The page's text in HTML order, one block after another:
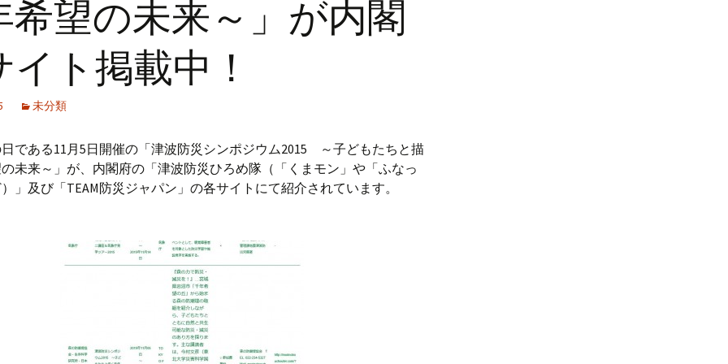
国土交通省
国土交通省 資料編
林野庁
仙台市
岩沼市
山元町
日本生態学会
日本海岸林学会
潮堤の提案 目指すモデル林 ～新
舞子浜海岸林～
実施事例 ～湘南海岸
海岸林～
を守る森の防潮
連動画
希望の未来～」が内閣
イト掲載中！
未分類
である11月5日開催の「津波防災シンポジウム2015 ～子どもたちと描
未来～」が、内閣府の「津波防災ひろめ隊（「くまモン」や「ふなっ
」及び「TEAM防災ジャパン」の各サイトにて紹介されています。